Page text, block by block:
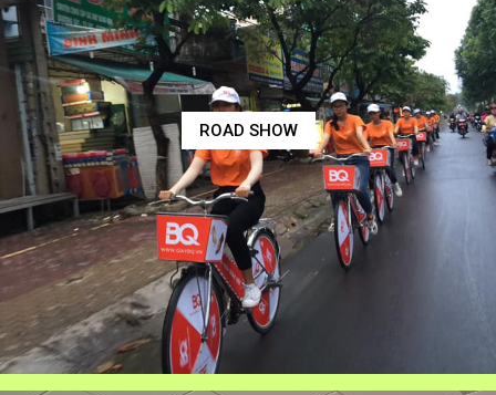
ROAD SHOW